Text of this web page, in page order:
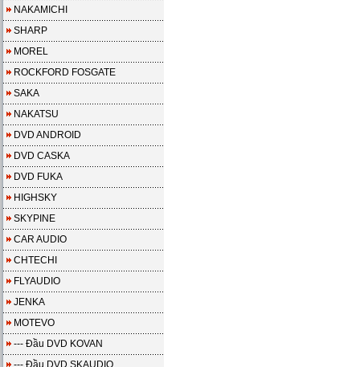
NAKAMICHI
SHARP
MOREL
ROCKFORD FOSGATE
SAKA
NAKATSU
DVD ANDROID
DVD CASKA
DVD FUKA
HIGHSKY
SKYPINE
CAR AUDIO
CHTECHI
FLYAUDIO
JENKA
MOTEVO
--- Đầu DVD KOVAN
--- Đầu DVD SKAUDIO